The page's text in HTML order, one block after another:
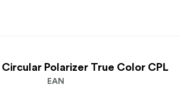
Polarizer True Color CPL
EAN